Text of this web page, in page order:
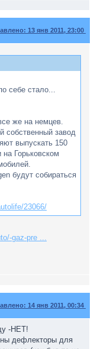
13 янв 2011, 23:00
себе стало...
же на немцев.
собственный завод
выпускать 150
на Горьковском
будут собираться
23066/
gaz-pre ...
14 янв 2011, 00:34
-НЕТ!
дефлекторы для